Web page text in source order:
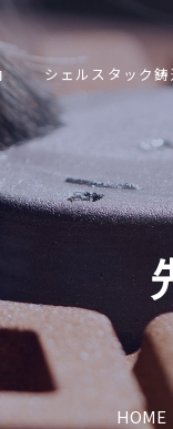
シェルスタック鋳
HOME